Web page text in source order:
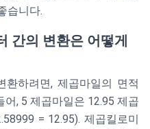
습니다.
간의 변환은 어떻게
환하려면, 제곱마일의 면적
, 5 제곱마일은 12.95 제곱
= 12.95). 제곱킬로미